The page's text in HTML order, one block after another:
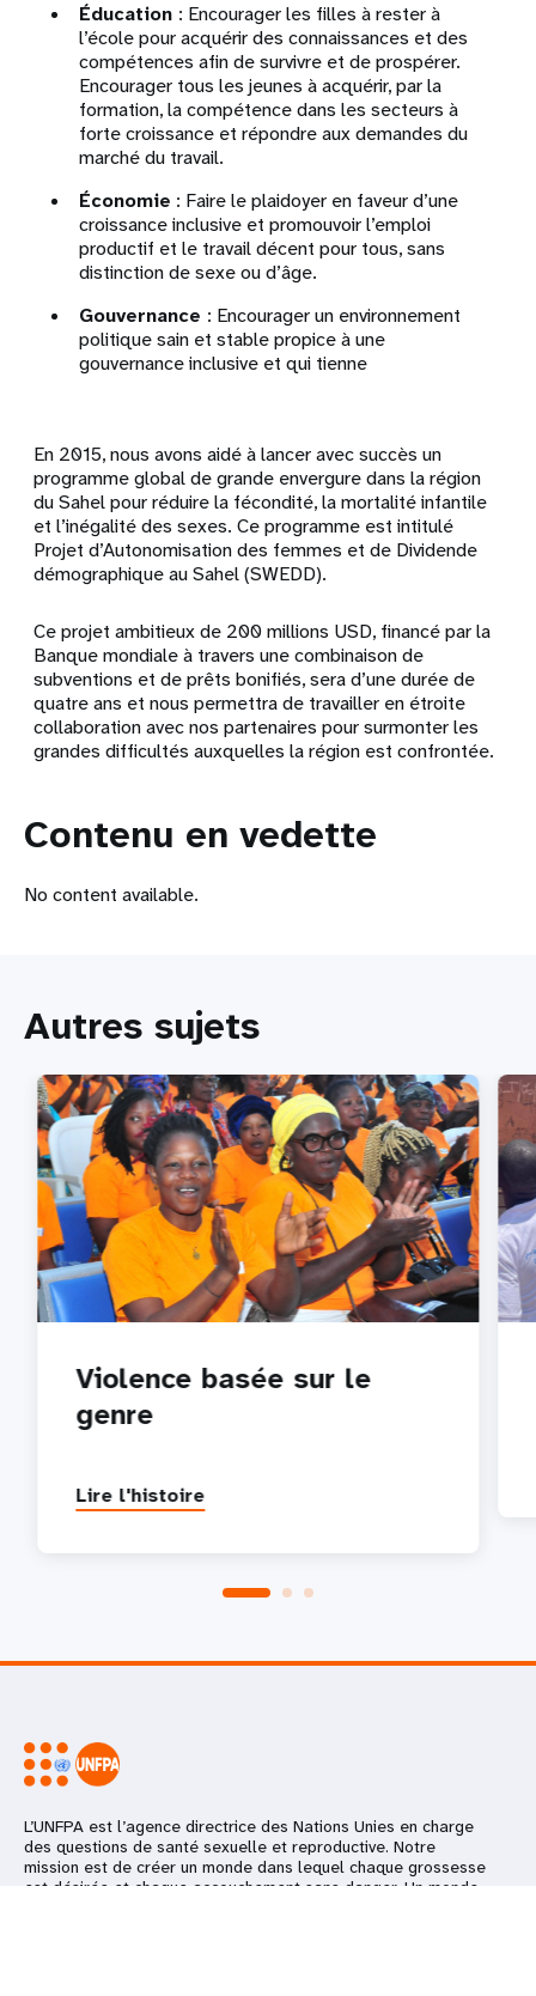
Éducation : Encourager les filles à rester à
l’école pour acquérir des connaissances et des
compétences afin de survivre et de prospérer.
Encourager tous les jeunes à acquérir, par la
formation, la compétence dans les secteurs à
forte croissance et répondre aux demandes du
marché du travail.
Économie : Faire le plaidoyer en faveur d’une
croissance inclusive et promouvoir l’emploi
productif et le travail décent pour tous, sans
distinction de sexe ou d’âge.
Gouvernance : Encourager un environnement
politique sain et stable propice à une
gouvernance inclusive et qui tienne
En 2015, nous avons aidé à lancer avec succès un
programme global de grande envergure dans la région
du Sahel pour réduire la fécondité, la mortalité infantile
et l’inégalité des sexes. Ce programme est intitulé
Projet d’Autonomisation des femmes et de Dividende
démographique au Sahel (SWEDD).
Ce projet ambitieux de 200 millions USD, financé par la
Banque mondiale à travers une combinaison de
subventions et de prêts bonifiés, sera d’une durée de
quatre ans et nous permettra de travailler en étroite
collaboration avec nos partenaires pour surmonter les
grandes difficultés auxquelles la région est confrontée.
Contenu en vedette
No content available.
Autres sujets
Violence basée sur le
genre
Lire l'histoire
L’UNFPA est l’agence directrice des Nations Unies en charge
des questions de santé sexuelle et reproductive. Notre
mission est de créer un monde dans lequel chaque grossesse
est désirée et chaque accouchement sans danger. Un monde